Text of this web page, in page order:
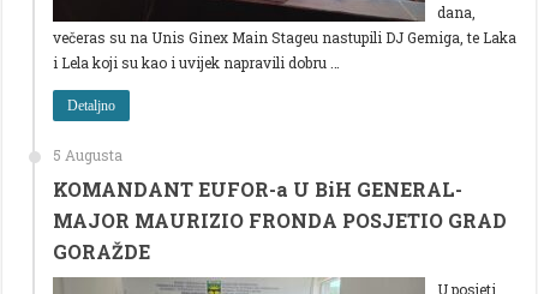
dana,
večeras su na Unis Ginex Main Stageu nastupili DJ Gemiga, te Laka
i Lela koji su kao i uvijek napravili dobru …
Detaljno
5 Augusta
KOMANDANT EUFOR-a U BiH GENERAL-
MAJOR MAURIZIO FRONDA POSJETIO GRAD
GORAŽDE
U posjeti